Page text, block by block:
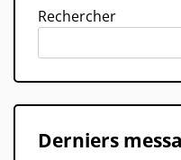
Rechercher
Derniers